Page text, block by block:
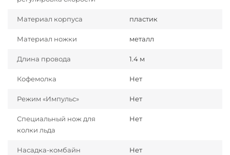
Материал корпуса пластик
Материал ножки металл
Длина провода 1.4 м
Кофемолка Нет
Режим «Импульс» Нет
Специальный нож для
колки льда
Нет
Насадка-комбайн Нет